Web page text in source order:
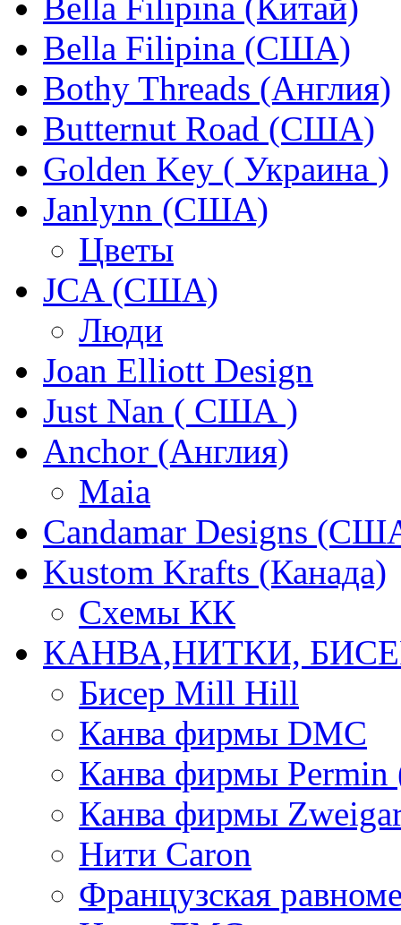
Bella Filipina (Китай)
Bella Filipina (США)
Bothy Threads (Англия)
Butternut Road (США)
Golden Key ( Украина )
Janlynn (США)
Цветы
JCA (США)
Люди
Joan Elliott Design
Just Nan ( США )
Anchor (Англия)
Maia
Candamar Designs
Kustom Krafts (Канада)
Схемы КК
КАНВА,НИТКИ,
Бисер Mill Hill
Канва фирмы DMC
Канва фирмы Permin
Канва фирмы
Нити Caron
Французская